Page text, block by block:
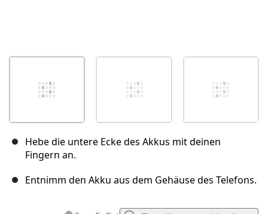
Hebe die untere Ecke des Akkus mit deinen
Fingern an.
Entnimm den Akku aus dem Gehäuse des Telefons.